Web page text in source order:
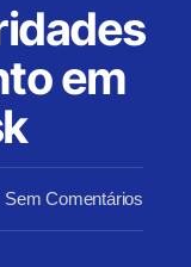
em
Sem Comentários